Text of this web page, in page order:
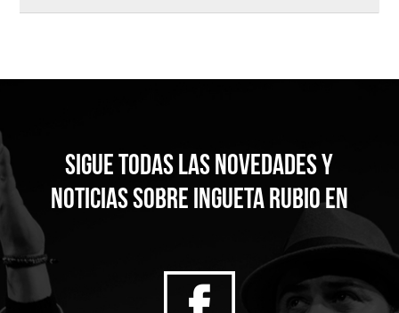
Sigue todas las novedades y
noticias sobre Ingueta Rubio en